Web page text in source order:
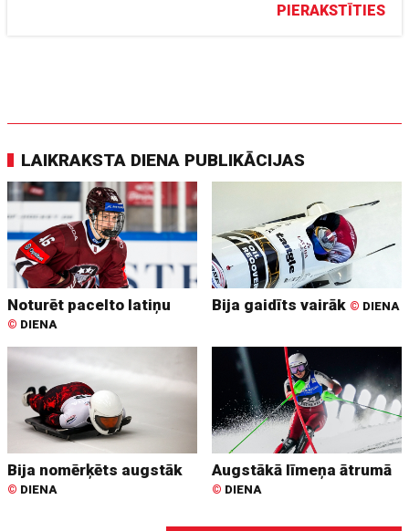
PIERAKSTĪTIES
LAIKRAKSTA DIENA PUBLIKĀCIJAS
Noturēt pacelto latiņu
© DIENA
Bija gaidīts vairāk © DIENA
Bija nomērķēts augstāk
© DIENA
Augstākā līmeņa ātrumā
© DIENA